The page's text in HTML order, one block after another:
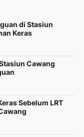
di Stasiun
Keras
Cawang
Sebelum LRT